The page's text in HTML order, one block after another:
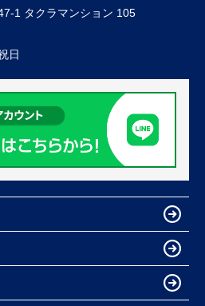
1 タクラマンション 105
日